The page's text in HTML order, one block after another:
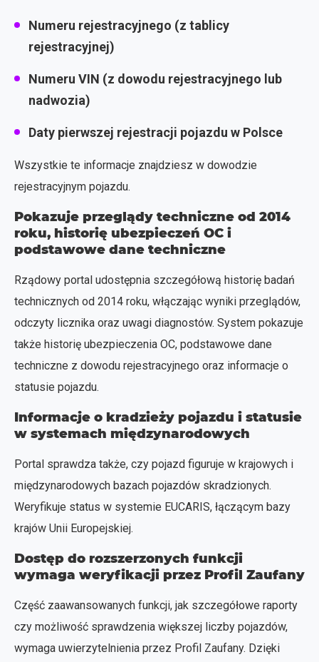
Numeru rejestracyjnego (z tablicy
rejestracyjnej)
Numeru VIN (z dowodu rejestracyjnego lub
nadwozia)
Daty pierwszej rejestracji pojazdu w Polsce
Wszystkie te informacje znajdziesz w dowodzie
rejestracyjnym pojazdu.
Pokazuje przeglądy techniczne od 2014
roku, historię ubezpieczeń OC i
podstawowe dane techniczne
Rządowy portal udostępnia szczegółową historię badań
technicznych od 2014 roku, włączając wyniki przeglądów,
odczyty licznika oraz uwagi diagnostów. System pokazuje
także historię ubezpieczenia OC, podstawowe dane
techniczne z dowodu rejestracyjnego oraz informacje o
statusie pojazdu.
Informacje o kradzieży pojazdu i statusie
w systemach międzynarodowych
Portal sprawdza także, czy pojazd figuruje w krajowych i
międzynarodowych bazach pojazdów skradzionych.
Weryfikuje status w systemie EUCARIS, łączącym bazy
krajów Unii Europejskiej.
Dostęp do rozszerzonych funkcji
wymaga weryfikacji przez Profil Zaufany
Część zaawansowanych funkcji, jak szczegółowe raporty
czy możliwość sprawdzenia większej liczby pojazdów,
wymaga uwierzytelnienia przez Profil Zaufany. Dzięki